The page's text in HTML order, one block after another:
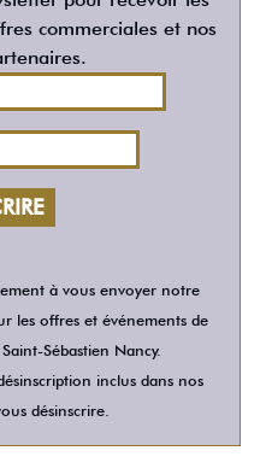
commerciales et nos
à vous envoyer notre
les offres et événements de
Sébastien Nancy.
inclus dans nos
désinscrire.